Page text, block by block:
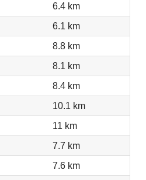
6.4 km
6.1 km
8.8 km
8.1 km
8.4 km
10.1 km
11 km
7.7 km
7.6 km